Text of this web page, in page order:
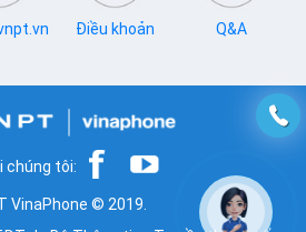
Điều khoản Q&A
chúng tôi:
VinaPhone © 2019.